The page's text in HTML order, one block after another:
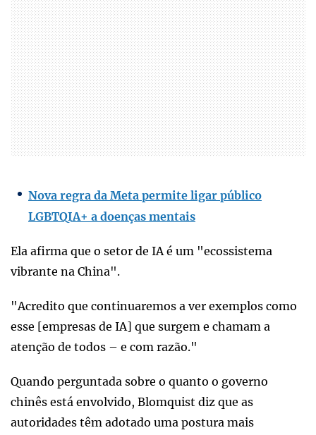
Nova regra da Meta permite ligar público
LGBTQIA+ a doenças mentais
Ela afirma que o setor de IA é um "ecossistema
vibrante na China".
"Acredito que continuaremos a ver exemplos como
esse [empresas de IA] que surgem e chamam a
atenção de todos – e com razão."
Quando perguntada sobre o quanto o governo
chinês está envolvido, Blomquist diz que as
autoridades têm adotado uma postura mais